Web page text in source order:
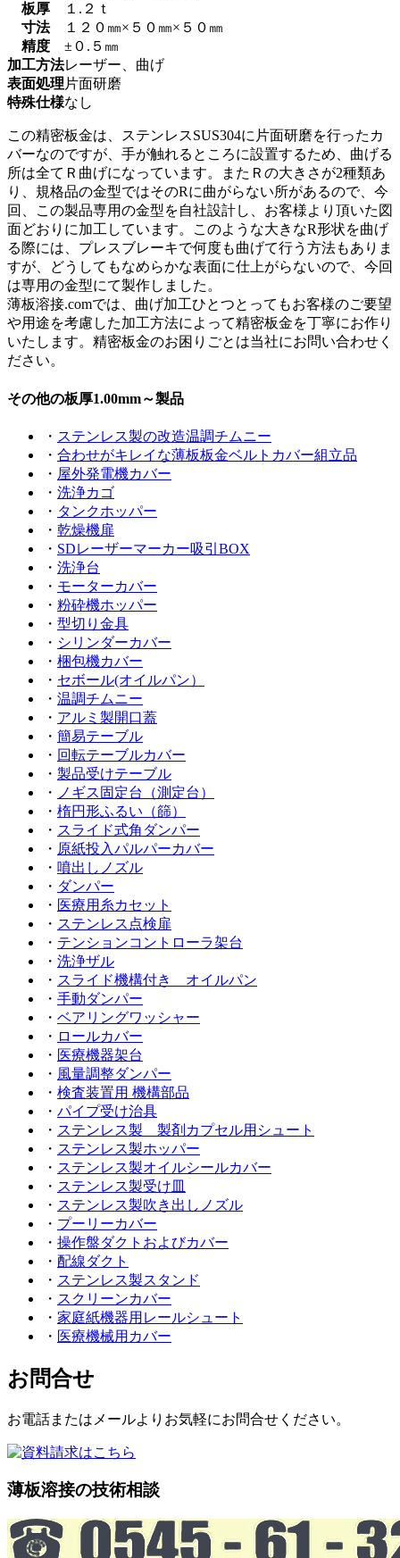
板厚
１.２ｔ
寸法
１２０㎜×５０㎜×５０㎜
精度
±０.５㎜
加工方法レーザー、曲げ
表面処理 片面研磨
特殊仕様なし
この精密板金は、ステンレスSUS304に片面研磨を行ったカ
バーなのですが、手が触れるところに設置するため、曲げる
所は全てＲ曲げになっています。またＲの大きさが2種類あ
り、規格品の金型ではそのRに曲がらない所があるので、今
回、この製品専用の金型を自社設計し、お客様より頂いた図
面どおりに加工しています。このような大きなR形状を曲げ
る際には、プレスブレーキで何度も曲げて行う方法もありま
すが、どうしてもなめらかな表面に仕上がらないので、今回
は専用の金型にて製作しました。
薄板溶接.comでは、曲げ加工ひとつとってもお客様のご要望
や用途を考慮した加工方法によって精密板金を丁寧にお作り
いたします。精密板金のお困りごとは当社にお問い合わせく
ださい。
その他の板厚1.00mm～製品
・ ステンレス製の改造温調チムニー
・ 合わせがキレイな薄板板金ベルトカバー組立品
・ 屋外発電機カバー
・ 洗浄カゴ
・ タンクホッパー
・ 乾燥機扉
・ SDレーザーマーカー吸引BOX
・ 洗浄台
・ モーターカバー
・ 粉砕機ホッパー
・ 型切り金具
・ シリンダーカバー
・ 梱包機カバー
・ セボール(オイルパン）
・ 温調チムニー
・ アルミ製開口蓋
・ 簡易テーブル
・ 回転テーブルカバー
・ 製品受けテーブル
・ ノギス固定台（測定台）
・ 楕円形ふるい（篩）
・ スライド式角ダンパー
・ 原紙投入パルパーカバー
・ 噴出しノズル
・ ダンパー
・ 医療用糸カセット
・ ステンレス点検扉
・ テンションコントローラ架台
・ 洗浄ザル
・ スライド機構付き オイルパン
・ 手動ダンパー
・ ベアリングワッシャー
・ ロールカバー
・ 医療機器架台
・ 風量調整ダンパー
・ 検査装置用 機構部品
・ パイプ受け治具
・ ステンレス製 製剤カプセル用シュート
・ ステンレス製ホッパー
・ ステンレス製オイルシールカバー
・ ステンレス製受け皿
・ ステンレス製吹き出しノズル
・ プーリーカバー
・ 操作盤ダクトおよびカバー
・ 配線ダクト
・ ステンレス製スタンド
・ スクリーンカバー
・ 家庭紙機器用レールシュート
・ 医療機械用カバー
お問合せ
お電話またはメールよりお気軽にお問合せください。
薄板溶接の技術相談